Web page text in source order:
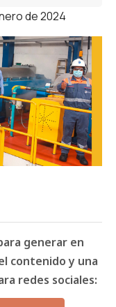
de 2024
generar en
contenido y una
redes sociales: